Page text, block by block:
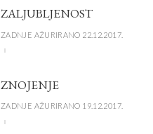
ZALJUBLJENOST
ZADNJE AŽURIRANO 22.12.2017.
ZNOJENJE
ZADNJE AŽURIRANO 19.12.2017.